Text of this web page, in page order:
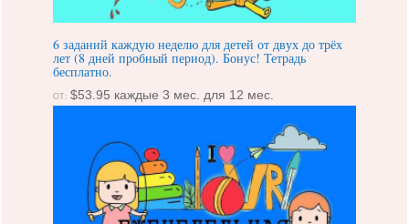
6 заданий каждую неделю для детей от двух до трёх
лет (8 дней пробный период). Бонус! Тетрадь
бесплатно.
ОТ:$53.95 каждые 3 мес. для 12 мес.